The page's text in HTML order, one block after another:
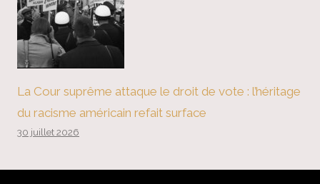
La Cour suprême attaque le droit de vote : l’héritage
du racisme américain refait surface
30 juillet 2026